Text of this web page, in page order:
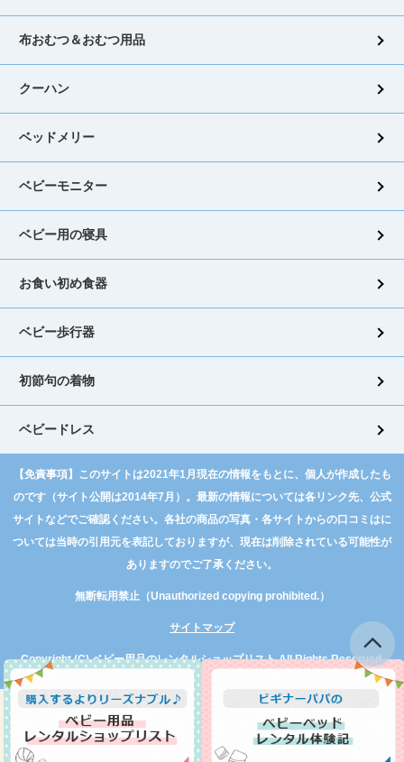
布おむつ＆おむつ用品
クーハン
ベッドメリー
ベビーモニター
ベビー用の寝具
お食い初め食器
ベビー歩行器
初節句の着物
ベビードレス
【免責事項】このサイトは2021年1月現在の情報をもとに、個人が作成したも
のです（サイト公開は2014年7月）。最新の情報については各リンク先、公式
サイトなどでご確認ください。各社の商品の写真・各サイトからの口コミはに
ついては当時の引用元を表記しておりますが、現在は削除されている可能性が
ありますのでご了承ください。
無断転用禁止（Unauthorized copying prohibited.）
サイトマップ
Copyright (C)ベビー用品のレンタルショップリストAll Rights Reserved.